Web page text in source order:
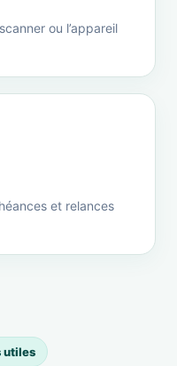
ou l’appareil
et relances
utiles